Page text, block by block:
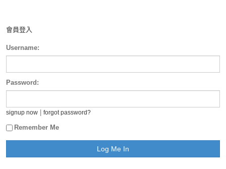
會員登入
Username:
Password:
signup now forgot password?
Remember Me